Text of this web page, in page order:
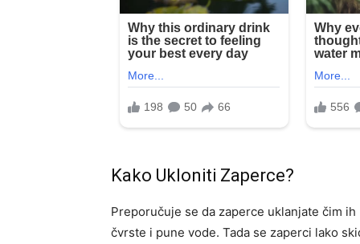
Kako Ukloniti Zaperce?
Preporučuje se da zaperce uklanjate čim
čvrste i pune vode. Tada se zaperci lako